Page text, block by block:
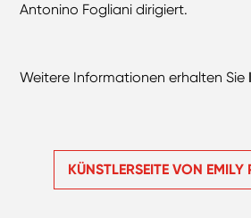
Antonino Fogliani dirigiert.
Weitere Informationen erhalten Sie
KÜNSTLERSEITE VON